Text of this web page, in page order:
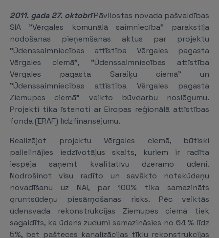
2011. gada 27. oktobrīPāvilostas novada pašvaldības
SIA "Vērgales komunālā saimniecība" parakstīja
nodošanas pieņemšanas aktus par projektu
"Ūdenssaimniecības attīstība Vērgales pagasta
Vērgales ciemā", "Ūdenssaimniecības attīstība
Vērgales pagasta Saraiķu ciemā" un
"Ūdenssaimniecības attīstība Vērgales pagasta
Ziemupes ciemā" veikto būvdarbu noslēgumu.
Projekti tika īstenoti ar Eiropas reģionālā attīstības
fonda (ERAF) līdzfinansējumu.
Realizējot projektu Vērgales ciemā, būtiski
palielinājies iedzīvotājus skaits, kuriem ir radīta
iespēja saņemt kvalitatīvu dzeramo ūdeni.
Nodrošinot visu radīto un savākto notekūdeņu
novadīšanu uz NAI, par 100% tika samazināts
gruntsūdeņu piesārņošanas risks. Pēc veiktās
ūdensvada rekonstrukcijas Ziemupes ciemā tiek
sagaidīts, ka ūdens zudumi samazināsies no 64 % līdz
5%, bet pašteces kanalizācijas tīklu rekonstrukcijas